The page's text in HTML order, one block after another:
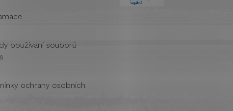
používání souborů
ochrany osobních